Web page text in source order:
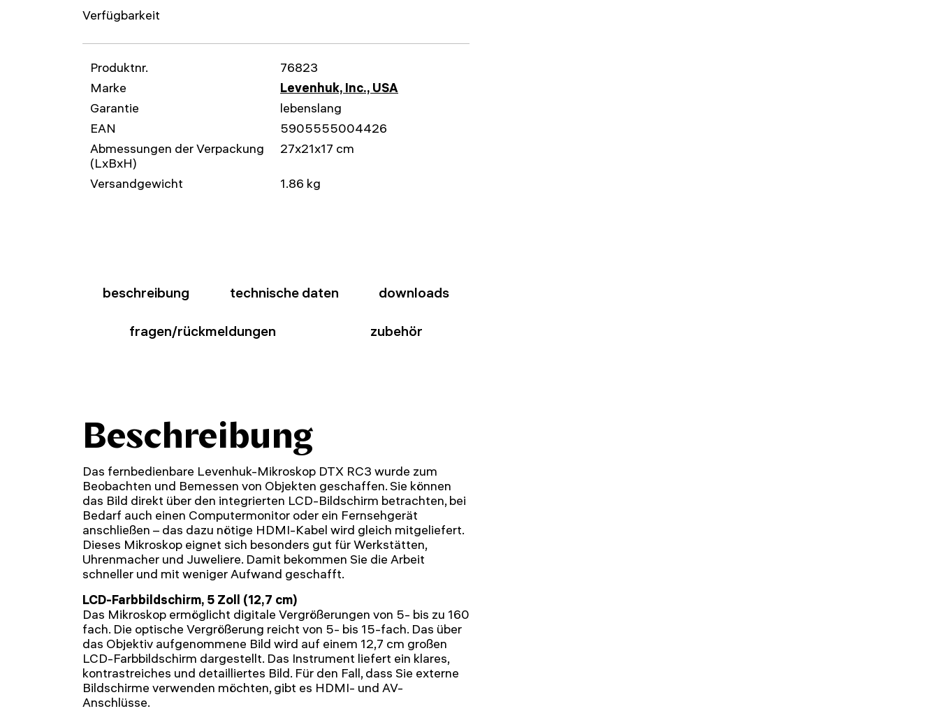
Verfügbarkeit
Produktnr.
76823
Marke
Levenhuk, Inc., USA
Garantie
lebenslang
EAN
5905555004426
Abmessungen der Verpackung
(LxBxH)
27x21x17 cm
Versandgewicht 1.86 kg
beschreibung technische daten downloads
fragen/rückmeldungen zubehör
Beschreibung
Das fernbedienbare Levenhuk-Mikroskop DTX RC3 wurde zum
Beobachten und Bemessen von Objekten geschaffen. Sie können
das Bild direkt über den integrierten LCD-Bildschirm betrachten, bei
Bedarf auch einen Computermonitor oder ein Fernsehgerät
anschließen – das dazu nötige HDMI-Kabel wird gleich mitgeliefert.
Dieses Mikroskop eignet sich besonders gut für Werkstätten,
Uhrenmacher und Juweliere. Damit bekommen Sie die Arbeit
schneller und mit weniger Aufwand geschafft.
LCD-Farbbildschirm, 5 Zoll (12,7 cm)
Das Mikroskop ermöglicht digitale Vergrößerungen von 5- bis zu 160
fach. Die optische Vergrößerung reicht von 5- bis 15-fach. Das über
das Objektiv aufgenommene Bild wird auf einem 12,7 cm großen
LCD-Farbbildschirm dargestellt. Das Instrument liefert ein klares,
kontrastreiches und detailliertes Bild. Für den Fall, dass Sie externe
Bildschirme verwenden möchten, gibt es HDMI- und AV-
Anschlüsse.